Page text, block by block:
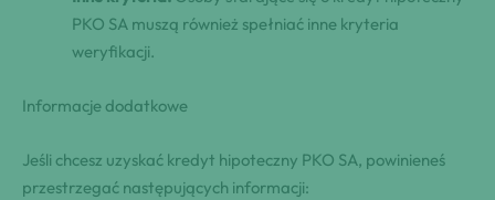
PKO SA muszą również spełniać inne kryteria
weryfikacji.
Informacje dodatkowe
Jeśli chcesz uzyskać kredyt hipoteczny PKO SA, powinieneś
przestrzegać następujących informacji: